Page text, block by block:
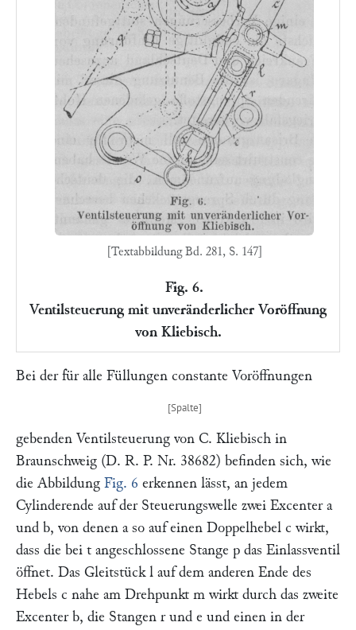
[Textabbildung Bd. 281, S. 147]
Fig. 6.
Ventilsteuerung mit unveränderlicher Voröffnung
von Kliebisch.
Bei der für alle Füllungen constante Voröffnungen
gebenden Ventilsteuerung von C. Kliebisch in
Braunschweig (D. R. P. Nr. 38682) befinden sich, wie
die Abbildung Fig. 6 erkennen lässt, an jedem
Cylinderende auf der Steuerungswelle zwei Excenter a
und b, von denen aso auf einen Doppelhebel c wirkt,
dass die bei t angeschlossene Stange p das Einlassventil
öffnet. Das Gleitstück l auf dem anderen Ende des
Hebels c nahe am Drehpunkt m wirkt durch das zweite
Excenter b, die Stangen rund e und einen in der